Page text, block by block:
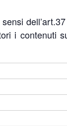
i contenuti